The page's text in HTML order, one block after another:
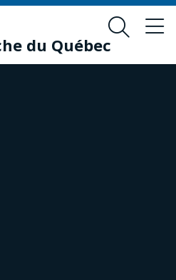
du Québec